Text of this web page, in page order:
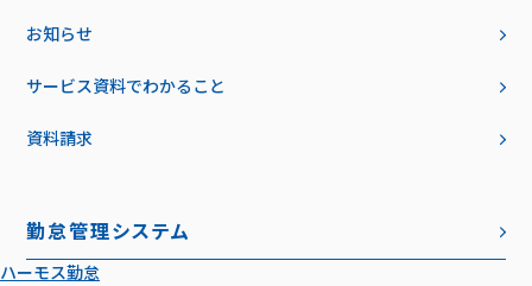
お知らせ
サービス資料でわかること
資料請求
勤怠管理システム
ハーモス勤怠